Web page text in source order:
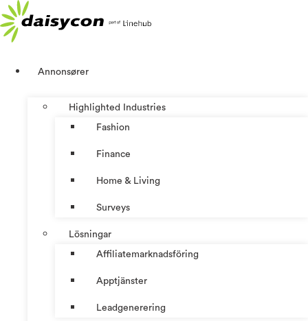
Hoppa
till
innehåll
Annonsører
Highlighted Industries
Fashion
Finance
Home & Living
Surveys
Lösningar
Affiliatemarknadsföring
Apptjänster
Leadgenerering